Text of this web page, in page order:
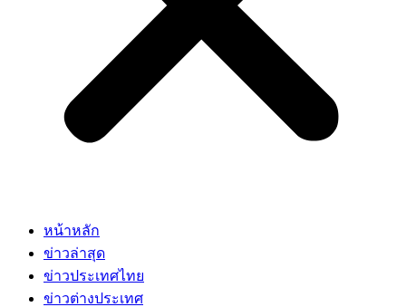
หน้าหลัก
ข่าวล่าสุด
ข่าวประเทศไทย
ข่าวต่างประเทศ